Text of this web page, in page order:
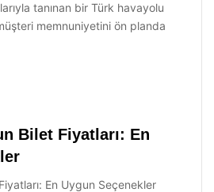
tanınan bir Türk havayolu
memnuniyetini ön planda
Bilet Fiyatları: En
En Uygun Seçenekler